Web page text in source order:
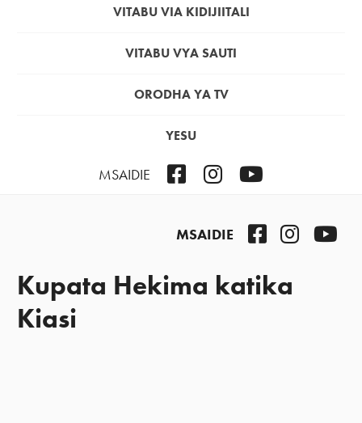
VITABU VIA KIDIJIITALI
VITABU VYA SAUTI
ORODHA YA TV
YESU
MSAIDIE FacebookInstagram
MSAIDIE Facebook
Kupata Hekima katika
Kiasi